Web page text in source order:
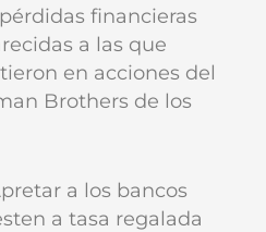
financieras
a las que
en acciones del
Brothers de los
a los bancos
a tasa regalada